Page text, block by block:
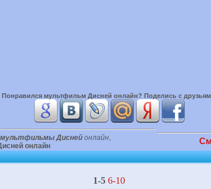
Понравился мультфильм Дисней онлайн? Поделись с
мультфильмы Дисней онлайн,
онлайн
1-5 6-10